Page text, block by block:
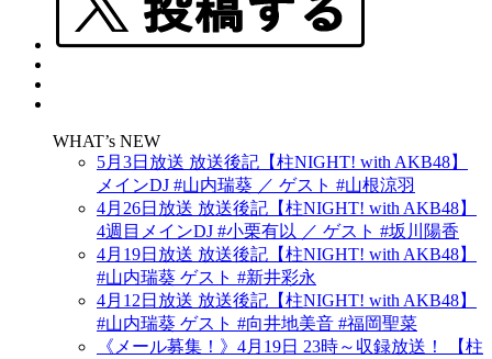
WHAT’s NEW
5月3日放送 放送後記【柱NIGHT! with AKB48】
メインDJ #山内瑞葵 ／ ゲスト #山根涼羽
4月26日放送 放送後記【柱NIGHT! with AKB48】
4週目メインDJ #小栗有以 ／ ゲスト #坂川陽香
4月19日放送 放送後記【柱NIGHT! with AKB48】
#山内瑞葵 ゲスト #新井彩永
4月12日放送 放送後記【柱NIGHT! with AKB48】
#山内瑞葵 ゲスト #向井地美音 #福岡聖菜
《メール募集！》4月19日 23時～収録放送！ 【柱